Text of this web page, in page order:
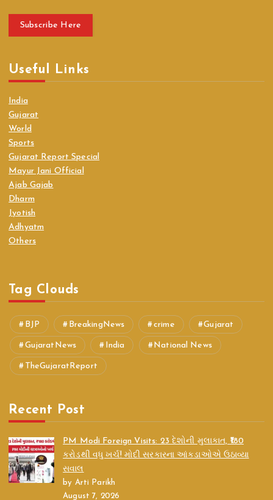
Subscribe Here
Useful Links
India
Gujarat
World
Sports
Gujarat Report Special
Mayur Jani Official
Ajab Gajab
Dharm
Jyotish
Adhyatm
Others
Tag Clouds
BJP BreakingNews crime Gujarat
GujaratNews India National News
TheGujaratReport
Recent Post
PM Modi Foreign Visits: 23 દેશોની મુલાકાત, ₹180
કરોડથી વધુ ખર્ચ! મોદી સરકારના આંકડાઓએ ઉઠાવ્યા
સવાલ
by Arti Parikh
August 7, 2026